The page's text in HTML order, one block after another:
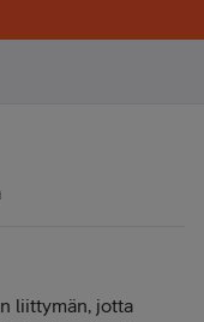
liittymän, jotta